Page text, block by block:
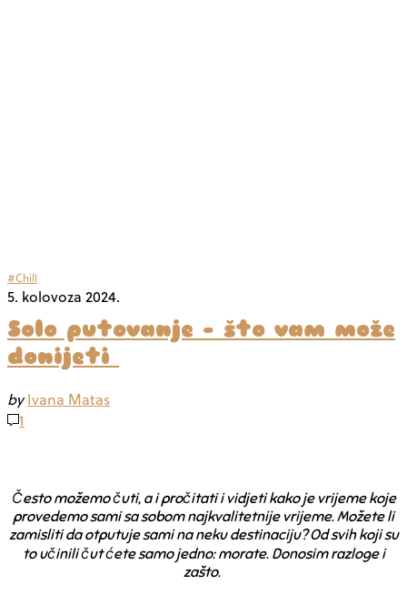
#Chill
5. kolovoza 2024.
Solo putovanje – što vam može
donijeti
by Ivana Matas
1
Često možemo čuti, a i pročitati i vidjeti kako je vrijeme koje
provedemo sami sa sobom najkvalitetnije vrijeme. Možete li
zamisliti da otputuje sami na neku destinaciju? Od svih koji su
to učinili čut ćete samo jedno: morate. Donosim razloge i
zašto.